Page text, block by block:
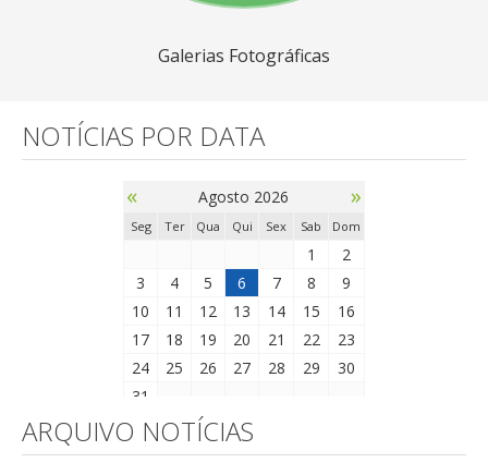
Galerias Fotográficas
NOTÍCIAS POR DATA
« Agosto 2026 »
Seg Ter Qua Qui Sex Sab Dom
1
2
3
4 5 6 7 8
9
10
11 12 13 14 15
16
17
18 19 20 21 22
23
24
25 26 27 28 29
30
31
ARQUIVO NOTÍCIAS